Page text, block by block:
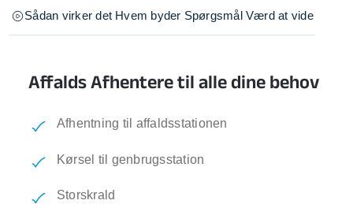
Sådan virker det Hvem byder Spørgsmål Værd at vide
Affalds Afhentere til alle dine behov
Afhentning til affaldsstationen
Kørsel til genbrugsstation
Storskrald